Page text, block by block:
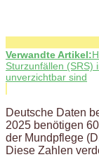
Verwandte Artikel:
Sturzunfällen (SRS)
unverzichtbar sind
Deutsche Daten
2025 benötigen
der Mundpflege
Diese Zahlen